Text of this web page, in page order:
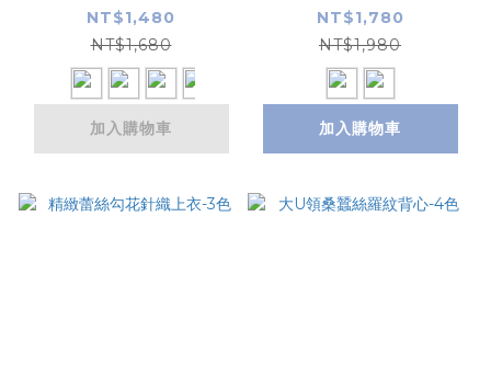
NT$1,480
NT$1,680
加入購物車
NT$1,780
NT$1,980
加入購物車